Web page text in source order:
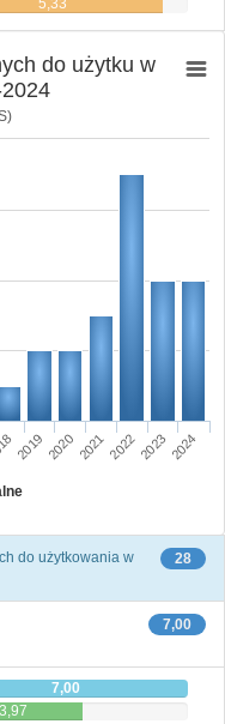
5,33
do użytku w
2019 2020 202120222023 2024
28
do użytkowania w
7,00
7,00
3,97